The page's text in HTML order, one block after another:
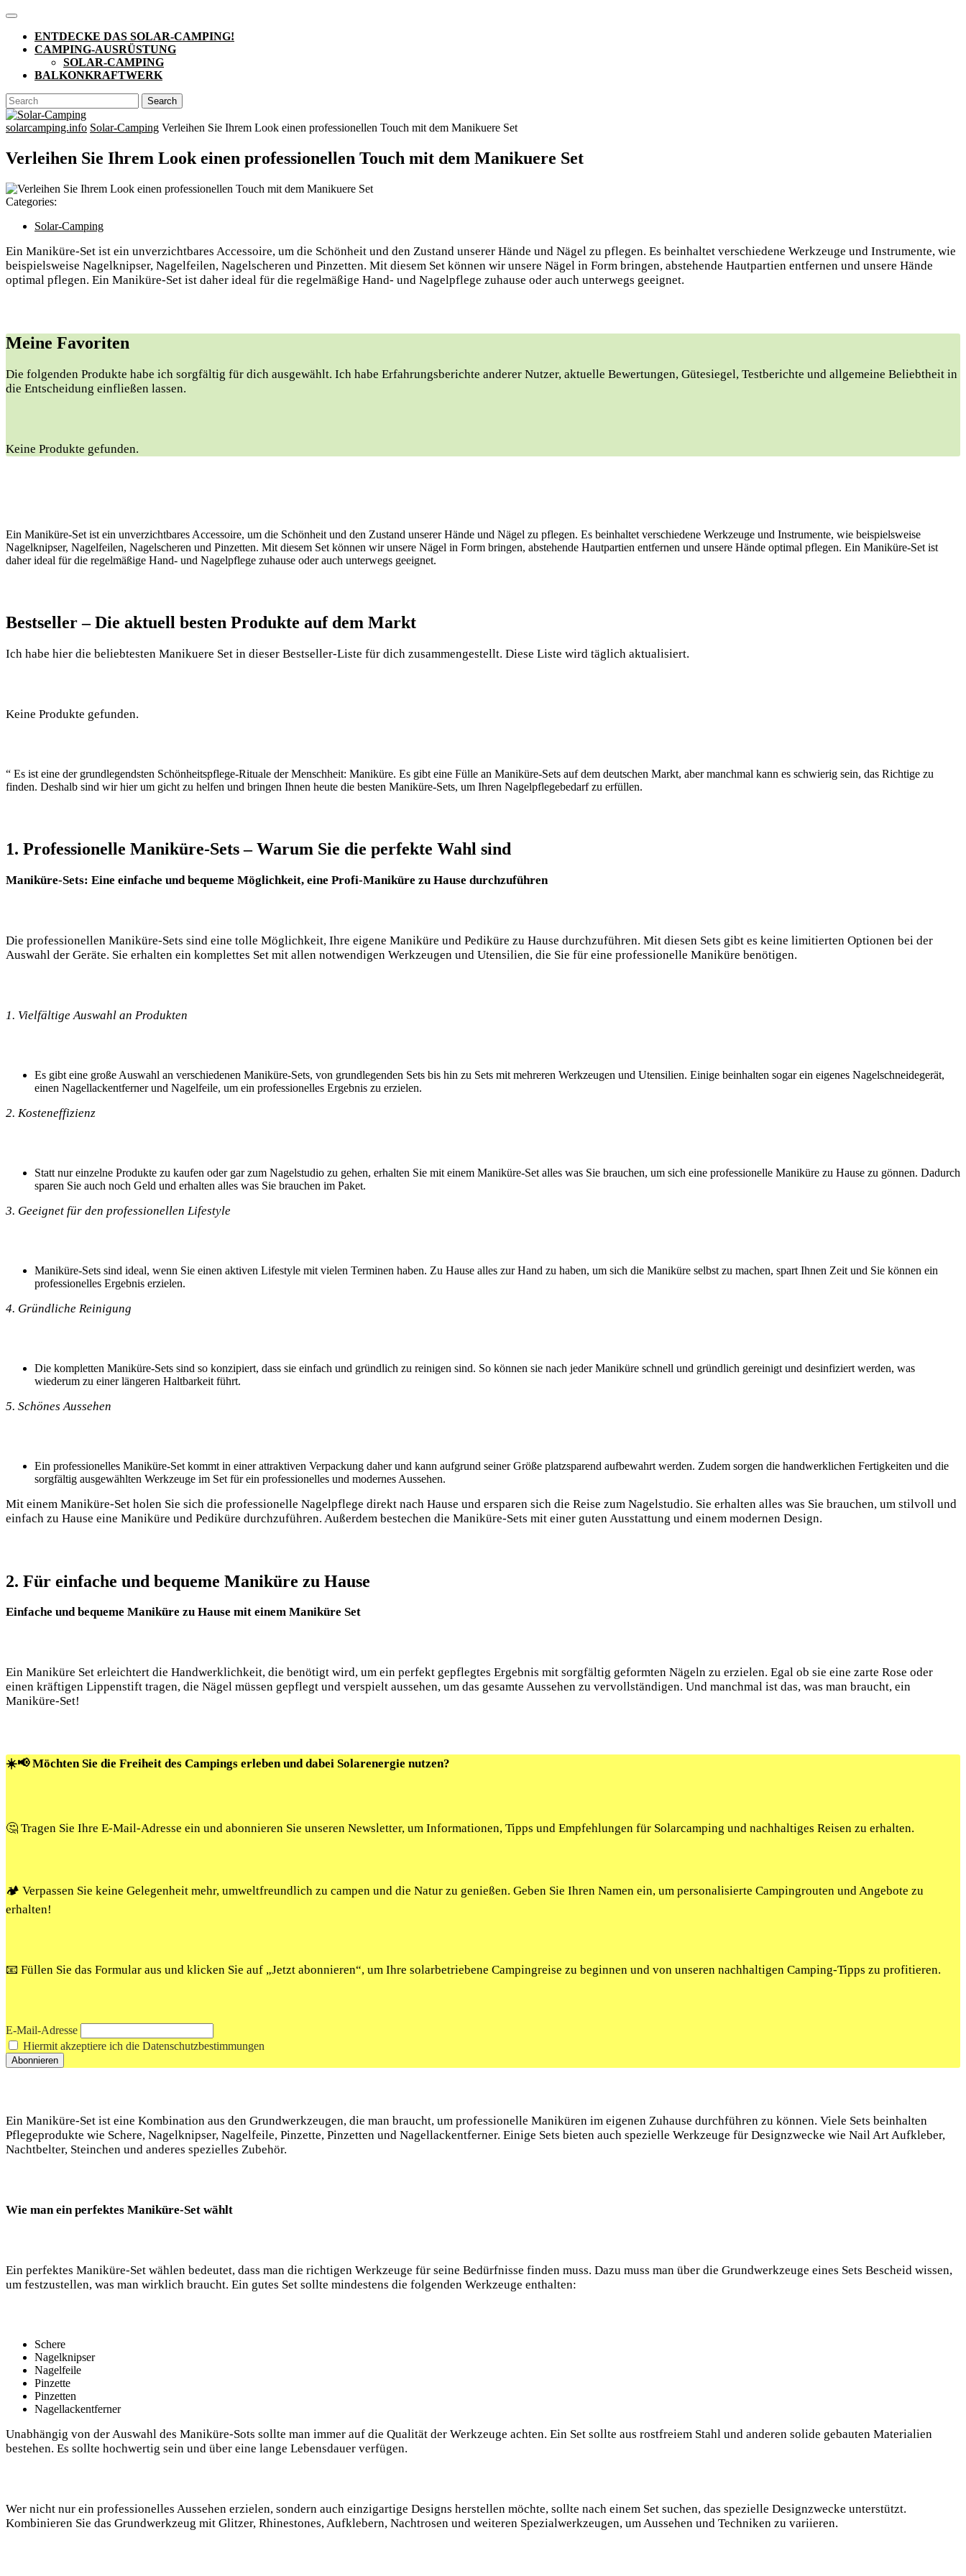
Skip
content
Open
ButtonENTDECKE DAS SOLAR-CAMPING!
CAMPING-AUSRÜSTUNG
SOLAR-CAMPING
BALKONKRAFTWERK
CLOSE
BUTTON
Search
for:
solarcamping.info Solar-Camping Verleihen Sie Ihrem Look einen professionellen Touch mit dem Manikuere Set
Verleihen Sie Ihrem Look einen professionellen Touch mit dem Manikuere Set
Categories:
Solar-Camping
Ein Maniküre-Set ist ein unverzichtbares Accessoire, um die Schönheit und den Zustand unserer Hände und Nägel zu pflegen. Es beinhaltet verschiedene Werkzeuge und Instrumente, wie
beispielsweise Nagelknipser, Nagelfeilen, Nagelscheren und Pinzetten. Mit diesem Set können wir unsere Nägel in Form bringen, abstehende Hautpartien entfernen und unsere Hände
optimal pflegen. Ein Maniküre-Set ist daher ideal für die regelmäßige Hand- und Nagelpflege zuhause oder auch unterwegs geeignet.
Meine Favoriten
Die folgenden Produkte habe ich sorgfältig ​für dich ausgewählt. ‍Ich habe ‌Erfahrungsberichte anderer Nutzer,‍ aktuelle ‌Bewertungen, Gütesiegel, Testberichte‍ und allgemeine Beliebtheit in
⁤die Entscheidung einfließen⁣ lassen.
Keine Produkte gefunden.
Ein Maniküre-Set ist ein unverzichtbares Accessoire, um die Schönheit und den Zustand unserer Hände und Nägel zu pflegen. Es beinhaltet verschiedene Werkzeuge und Instrumente, wie beispielsweise
Nagelknipser, Nagelfeilen, Nagelscheren und Pinzetten. Mit diesem Set können wir unsere Nägel in Form bringen, abstehende Hautpartien entfernen und unsere Hände optimal pflegen. Ein Maniküre-Set ist
daher ideal für die regelmäßige Hand- und Nagelpflege zuhause oder auch unterwegs geeignet.
Bestseller – Die aktuell besten ⁤Produkte auf dem ⁤Markt
Ich ‍habe hier die⁤ beliebtesten Manikuere Set in dieser Bestseller-Liste für dich zusammengestellt. ​Diese⁢ Liste⁤ wird täglich aktualisiert.
Keine Produkte gefunden.
“ Es ist eine der grundlegendsten Schönheitspflege-Rituale der Menschheit: Maniküre. Es gibt eine Fülle an​ Maniküre-Sets auf ⁤dem deutschen ⁤Markt, aber manchmal kann es schwierig sein, das Richtige zu‌
finden. Deshalb⁢ sind wir hier ⁣um gicht‌ zu ‌helfen und ​bringen Ihnen heute die besten Maniküre-Sets, um Ihren ⁣Nagelpflegebedarf zu ‍erfüllen.
1. Professionelle Maniküre-Sets – Warum Sie⁤ die perfekte Wahl sind
Maniküre-Sets: Eine einfache und bequeme Möglichkeit, eine Profi-Maniküre zu Hause durchzuführen
Die professionellen Maniküre-Sets ⁤sind eine⁣ tolle Möglichkeit, ‌Ihre eigene Maniküre ​und Pediküre zu Hause durchzuführen. Mit ‌diesen‌ Sets gibt es keine limitierten Optionen ‍bei der
Auswahl der Geräte. Sie erhalten ein komplettes Set mit allen notwendigen⁣ Werkzeugen⁢ und Utensilien, ‍die Sie für⁢ eine professionelle⁢ Maniküre ⁣benötigen.
1. Vielfältige Auswahl an Produkten
Es gibt eine große ⁤Auswahl an verschiedenen Maniküre-Sets, von grundlegenden Sets ⁣bis hin zu Sets ⁣mit‍ mehreren Werkzeugen und Utensilien. Einige beinhalten sogar‌ ein eigenes Nagelschneidegerät,⁢
einen Nagellackentferner ​und ⁣Nagelfeile, um ein ⁣professionelles Ergebnis zu erzielen.
2. Kosteneffizienz
Statt nur einzelne Produkte zu‍ kaufen oder gar zum Nagelstudio ⁢zu ‌gehen,‍ erhalten Sie mit ⁣einem Maniküre-Set alles was‌ Sie brauchen, um sich ⁣eine professionelle Maniküre zu Hause‌ zu gönnen. Dadurch
sparen Sie auch noch ​Geld und‍ erhalten alles was Sie brauchen im Paket.
3. Geeignet für den⁤ professionellen​ Lifestyle
Maniküre-Sets sind ideal, wenn ​Sie ⁢einen aktiven Lifestyle mit vielen Terminen haben. ‌Zu ⁢Hause alles‍ zur‍ Hand zu haben, um sich die Maniküre⁤ selbst zu machen, spart Ihnen Zeit und​ Sie können ein
professionelles Ergebnis erzielen.
4. Gründliche ⁢Reinigung
Die kompletten Maniküre-Sets sind so konzipiert, dass sie einfach und⁣ gründlich zu reinigen sind. So können ‌sie nach jeder Maniküre schnell und gründlich gereinigt ⁢und desinfiziert⁤ werden, was
wiederum ‌zu einer ⁢längeren Haltbarkeit führt.
5. Schönes​ Aussehen
Ein professionelles Maniküre-Set ‌kommt in ​einer ​attraktiven‌ Verpackung daher und​ kann aufgrund seiner Größe platzsparend ⁢aufbewahrt werden. Zudem sorgen die handwerklichen Fertigkeiten und ​die⁢
sorgfältig⁢ ausgewählten Werkzeuge im Set ​für ein ‍professionelles und modernes⁣ Aussehen.
Mit einem Maniküre-Set⁤ holen Sie sich die professionelle Nagelpflege direkt nach Hause und ersparen sich die⁢ Reise zum ⁣Nagelstudio. Sie erhalten alles was Sie‍ brauchen, um stilvoll und
einfach zu Hause eine Maniküre ‌und Pediküre durchzuführen. Außerdem bestechen⁢ die Maniküre-Sets mit ⁤einer guten Ausstattung und einem modernen Design.
2. Für ⁤einfache und ⁢bequeme Maniküre zu Hause
Einfache und ​bequeme ​Maniküre zu​ Hause mit einem Maniküre‍ Set
Ein Maniküre Set ⁣erleichtert die Handwerklichkeit,⁤ die⁣ benötigt wird, um ein perfekt gepflegtes Ergebnis ‌mit sorgfältig geformten Nägeln zu erzielen. Egal ob sie eine ‌zarte Rose oder
⁤einen kräftigen Lippenstift ‌tragen, die Nägel müssen gepflegt⁢ und verspielt aussehen, um das gesamte Aussehen‌ zu vervollständigen. Und‌ manchmal ist das,​ was⁢ man braucht, ein
Maniküre-Set!
☀️📢 Möchten Sie die Freiheit des Campings erleben und dabei Solarenergie nutzen?
🤔 Tragen Sie Ihre E-Mail-Adresse ein und abonnieren Sie unseren Newsletter, um Informationen, Tipps und Empfehlungen für Solarcamping und nachhaltiges Reisen zu erhalten.
🏕️ Verpassen Sie keine Gelegenheit mehr, umweltfreundlich zu campen und die Natur zu genießen. Geben Sie Ihren Namen ein, um personalisierte Campingrouten und Angebote zu
erhalten!
📧 Füllen Sie das Formular aus und klicken Sie auf „Jetzt abonnieren“, um Ihre solarbetriebene Campingreise zu beginnen und von unseren nachhaltigen Camping-Tipps zu profitieren.
E-Mail-Adresse
Hiermit akzeptiere ich die Datenschutzbestimmungen
Ein ‍Maniküre-Set ist eine Kombination‌ aus‌ den Grundwerkzeugen, die​ man ‍braucht, um professionelle​ Maniküren im eigenen Zuhause durchführen zu ⁣können. Viele Sets beinhalten
Pflegeprodukte wie Schere, Nagelknipser, Nagelfeile, Pinzette, Pinzetten und Nagellackentferner. Einige​ Sets ‌bieten auch spezielle Werkzeuge für‌ Designzwecke‍ wie Nail Art Aufkleber,
Nachtbelter, Steinchen und ⁣anderes spezielles Zubehör.
Wie man ein perfektes Maniküre-Set wählt
Ein perfektes Maniküre-Set wählen ‍bedeutet, dass man die​ richtigen Werkzeuge⁤ für seine ⁣Bedürfnisse finden ‍muss. Dazu muss man über ​die Grundwerkzeuge eines Sets Bescheid wissen,
um festzustellen, was man wirklich braucht. Ein gutes ⁣Set sollte⁣ mindestens die folgenden Werkzeuge enthalten:
Schere
Nagelknipser
Nagelfeile
Pinzette
Pinzetten
Nagellackentferner
Unabhängig von ​der⁣ Auswahl des Maniküre-Sots⁢ sollte man immer⁤ auf ⁣die Qualität⁣ der Werkzeuge achten. Ein Set sollte ⁤aus rostfreiem Stahl und ⁤anderen ‌solide gebauten​ Materialien‌
bestehen. Es sollte hochwertig sein⁢ und‌ über eine lange Lebensdauer verfügen.
Wer nicht nur ⁢ein professionelles Aussehen erzielen, sondern auch einzigartige Designs herstellen möchte, ⁤sollte nach einem Set suchen, das spezielle Designzwecke unterstützt.⁢
Kombinieren⁢ Sie das Grundwerkzeug mit Glitzer, Rhinestones, ‍Aufklebern, Nachtrosen‌ und⁤ weiteren Spezialwerkzeugen, um Aussehen und Techniken‌ zu variieren.